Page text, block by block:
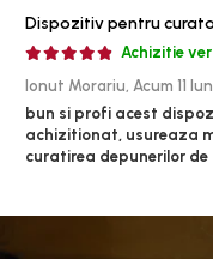
Achizitie
Ionut Morariu, Acum 11
bun si profi acest
achizitionat, usureaza
curatirea depunerilor de